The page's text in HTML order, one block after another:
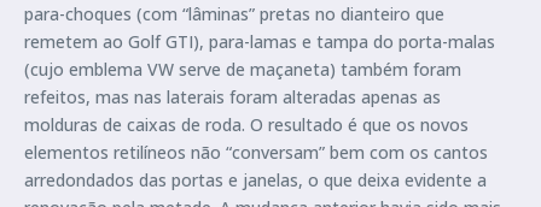
para-choques (com “lâminas” pretas no dianteiro que
remetem ao Golf GTI), para-lamas e tampa do porta-malas
(cujo emblema VW serve de maçaneta) também foram
refeitos, mas nas laterais foram alteradas apenas as
molduras de caixas de roda. O resultado é que os novos
elementos retilíneos não “conversam” bem com os cantos
arredondados das portas e janelas, o que deixa evidente a